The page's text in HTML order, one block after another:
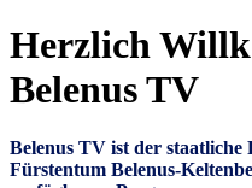
Herzlich
Belenus TV
Belenus TV ist der staatliche Rundfunk des fiktiven
Fürstentum Belenus-